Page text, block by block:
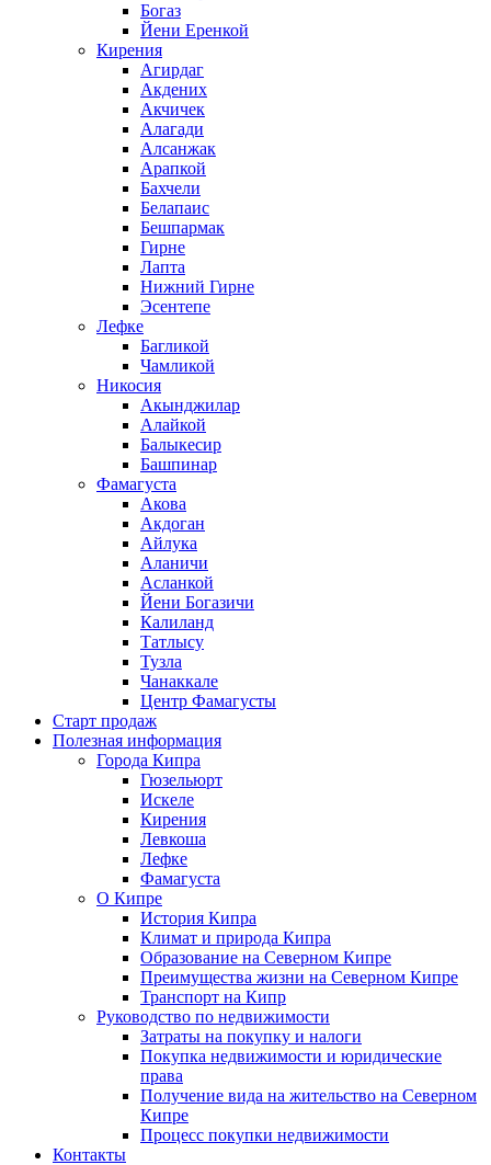
Богаз
Йени Еренкой
Кирения
Агирдаг
Акдених
Акчичек
Алагади
Алсанжак
Арапкой
Бахчели
Белапаис
Бешпармак
Гирне
Лапта
Нижний Гирне
Эсентепе
Лефке
Багликой
Чамликой
Никосия
Акынджилар
Алайкой
Балыкесир
Башпинар
Фамагуста
Акова
Акдоган
Айлука
Аланичи
Асланкой
Йени Богазичи
Калиланд
Татлысу
Тузла
Чанаккале
Центр Фамагусты
Старт продаж
Полезная информация
Города Кипра
Гюзельюрт
Искеле
Кирения
Левкоша
Лефке
Фамагуста
О Кипре
История Кипра
Климат и природа Кипра
Образование на Северном Кипре
Преимущества жизни на Северном Кипре
Транспорт на Кипр
Руководство по недвижимости
Затраты на покупку и налоги
Покупка недвижимости и юридические
права
Получение вида на жительство на Северном
Кипре
Процесс покупки недвижимости
Контакты